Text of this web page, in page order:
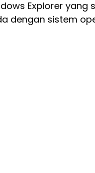
Explorer yang
dengan sistem